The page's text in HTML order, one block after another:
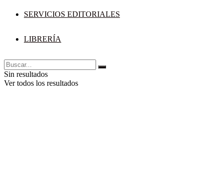
SERVICIOS EDITORIALES
LIBRERÍA
Sin resultados
Ver todos los resultados